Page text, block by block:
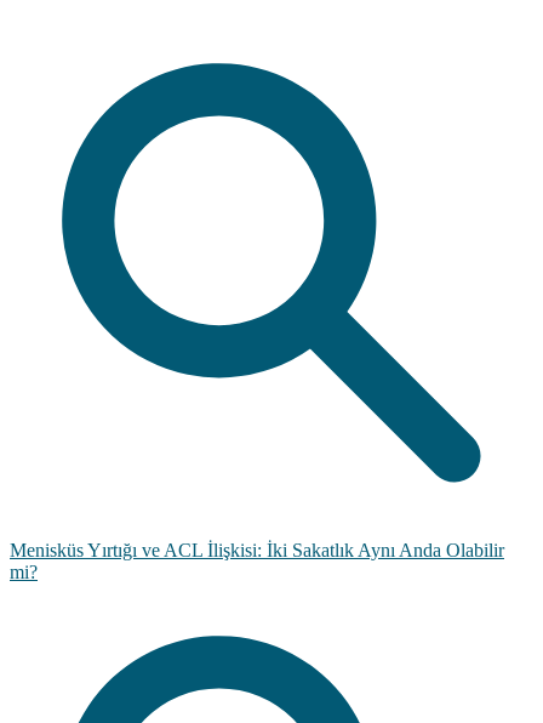
Menisküs Yırtığı ve ACL İlişkisi: İki Sakatlık Aynı Anda Olabilir
mi?